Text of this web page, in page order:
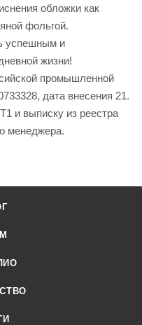
обложки как
фольгой.
успешным и
жизни!
промышленной
дата внесения 21.
и выписку из реестра
менеджера.